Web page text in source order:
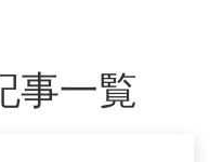
事一覧